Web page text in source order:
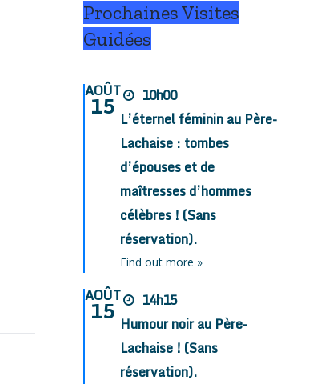
Prochaines Visites
Guidées
AOÛT
15
10h00
L’éternel féminin au Père-
Lachaise : tombes
d’épouses et de
maîtresses d’hommes
célèbres ! (Sans
réservation).
Find out more »
AOÛT
15
14h15
Humour noir au Père-
Lachaise ! (Sans
réservation).